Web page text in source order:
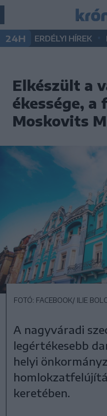
24H ERDÉLYI HÍREK
Elkészült a
ékessége,
Moskovits
FOTÓ: FACEBOOK/ ILIE
A nagyváradi
legértékesebb
helyi
keretében.